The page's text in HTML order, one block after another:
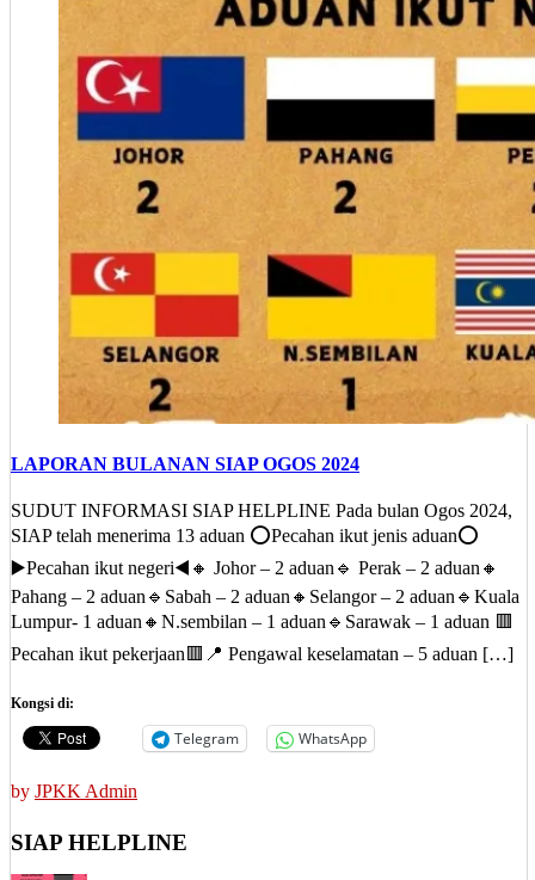
LAPORAN BULANAN SIAP OGOS 2024
SUDUT INFORMASI SIAP HELPLINE Pada bulan Ogos 2024,
SIAP telah menerima 13 aduan ⭕Pecahan ikut jenis aduan⭕
▶️Pecahan ikut negeri◀️‌🔸 Johor – 2 aduan🔹 Perak – 2 aduan🔸
Pahang – 2 aduan🔹Sabah – 2 aduan🔸Selangor – 2 aduan🔹Kuala
Lumpur- 1 aduan🔸N.sembilan – 1 aduan🔹Sarawak – 1 aduan 🟥
Pecahan ikut pekerjaan🟥📍 Pengawal keselamatan – 5 aduan […]
Kongsi di:
Telegram WhatsApp
by JPKK Admin
SIAP HELPLINE